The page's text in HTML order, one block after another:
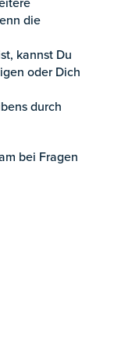
die
kannst Du
oder Dich
durch
bei Fragen